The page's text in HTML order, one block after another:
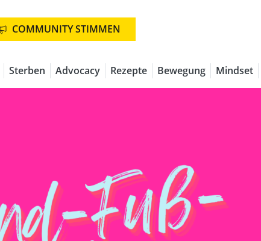
COMMUNITY STIMMEN
Sterben Advocacy Rezepte Bewegung Mindset